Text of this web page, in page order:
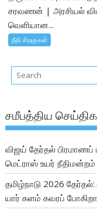
சரவணன் | அரசியல்
வெளியான...
நீதி சிறகுகள்
சமீபத்திய
விஜய் தேர்தல் பிரமாணப்
மெட்ராஸ் உயர்
தமிழ்நாடு 2026
யார் களம் கவரப்